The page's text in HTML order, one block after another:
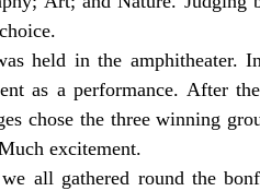
held in the amphitheater.
as a performance. After
chose the three winning
excitement.
all gathered round the